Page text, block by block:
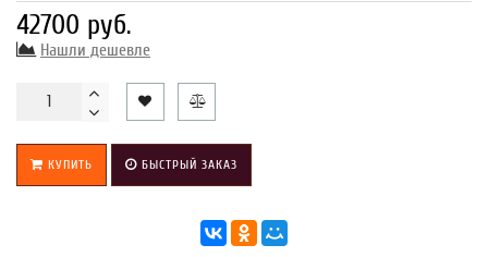
42700 руб.
Нашли дешевле
КУПИТЬ БЫСТРЫЙ ЗАКАЗ